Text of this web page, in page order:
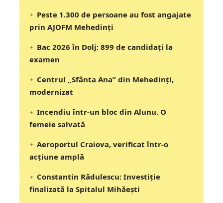
Peste 1.300 de persoane au fost angajate
prin AJOFM Mehedinți
Bac 2026 în Dolj: 899 de candidați la
examen
Centrul „Sfânta Ana” din Mehedinți,
modernizat
Incendiu într-un bloc din Alunu. O
femeie salvată
Aeroportul Craiova, verificat într-o
acțiune amplă
Constantin Rădulescu: Investiție
finalizată la Spitalul Mihăești